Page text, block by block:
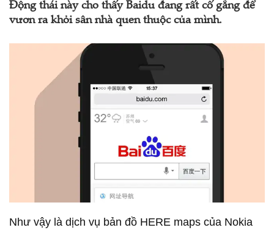
Động thái này cho thấy Baidu đang rất cố gắng để
vươn ra khỏi sân nhà quen thuộc của mình.
Như vậy là dịch vụ bản đồ HERE maps của Nokia